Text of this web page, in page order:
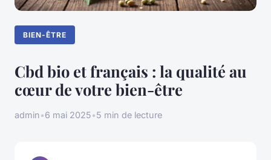
BIEN-ÊTRE
Cbd bio et français : la qualité au
cœur de votre bien-être
admin•6 mai 2025•5 min de lecture